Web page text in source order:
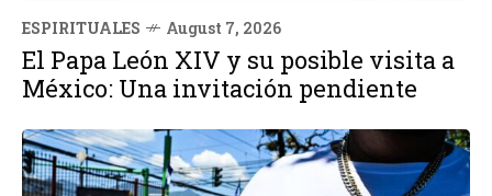
ESPIRITUALES August 7, 2026
El Papa León XIV y su posible visita a
México: Una invitación pendiente